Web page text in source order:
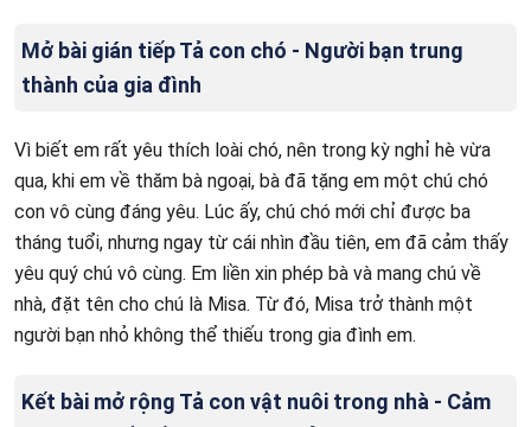
Mở bài gián tiếp Tả con chó - Người bạn trung
thành của gia đình
Vì biết em rất yêu thích loài chó, nên trong kỳ nghỉ hè vừa
qua, khi em về thăm bà ngoại, bà đã tặng em một chú chó
con vô cùng đáng yêu. Lúc ấy, chú chó mới chỉ được ba
tháng tuổi, nhưng ngay từ cái nhìn đầu tiên, em đã cảm thấy
yêu quý chú vô cùng. Em liền xin phép bà và mang chú về
nhà, đặt tên cho chú là Misa. Từ đó, Misa trở thành một
người bạn nhỏ không thể thiếu trong gia đình em.
Kết bài mở rộng Tả con vật nuôi trong nhà - Cảm